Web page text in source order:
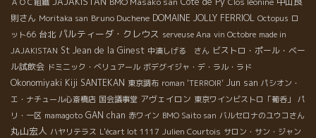
則さん Moritaka san Bruno Duchene DOMAINE JOLLY FERRIOL Octopus ロ
ット66 台北 パルティーダ・クレウス serveuse Ana vin Octobre made in
JAJAKISTAN St Jean de la Ginest 中湊しげる さん ビストロ・ポール・ベー
ル試飲会 ドミニック・べリュアール ボデグイジャ・デ・ラル・ラド
Okonomiyaki Kiji SANTEKAN 東京調布 roman 'TERROIR' Jun san パシオン・
エ・ナチュール心斎橋店 国会議事堂 アヴェイロン 東京ワインビストロ「葡呑」
パ
リ・一区 mamagoto GAN chan 赤ワイン BMO Saito san バルセロナのユウコさん
丸山宏人 ハヤリテラス L'écart lot 1117 Julien Courtois サロン・サン・ジャン